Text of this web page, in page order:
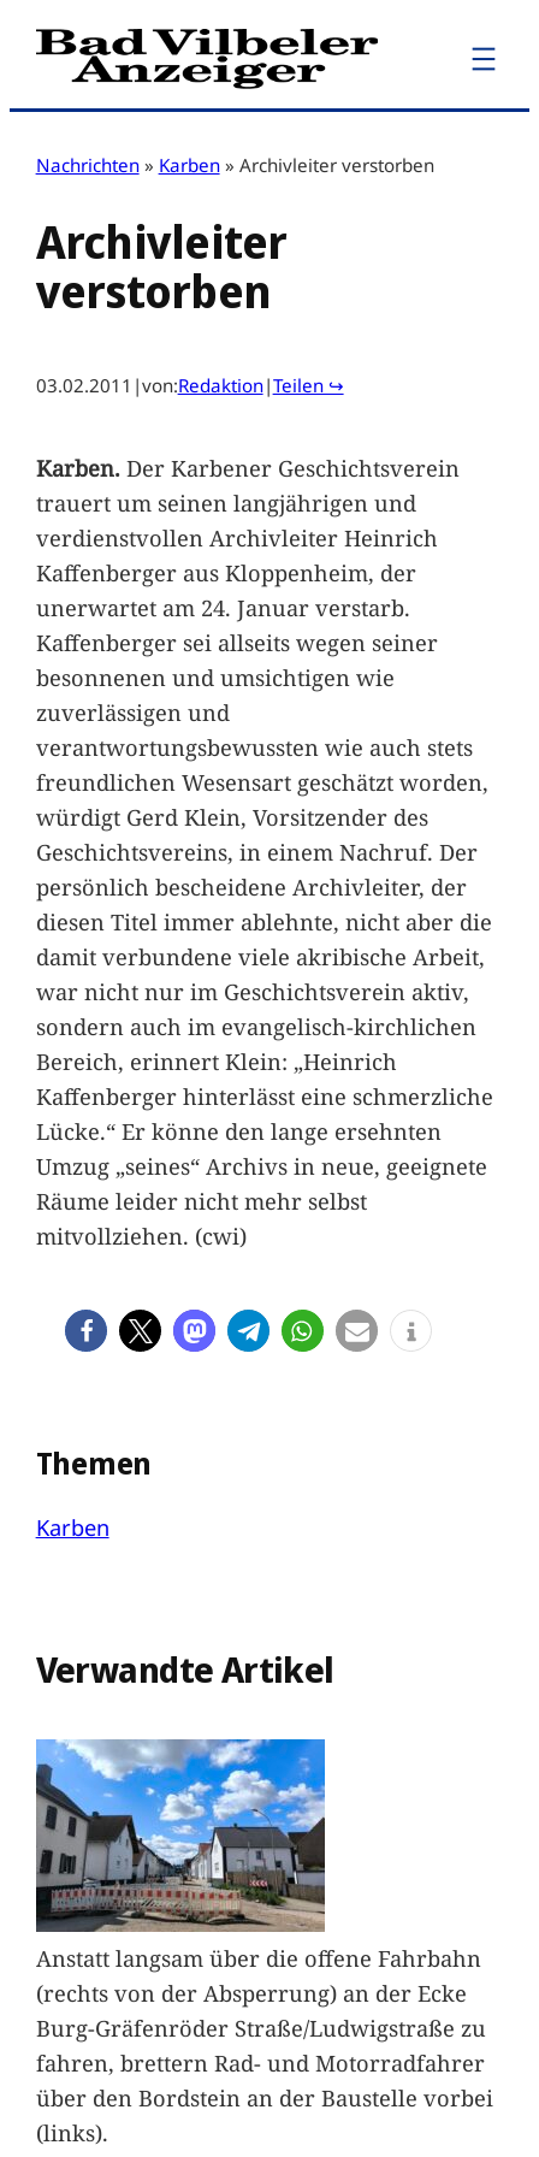
Zum
Inhalt
Nachrichten » Karben » Archivleiter verstorben
Archivleiter
verstorben
03.02.2011 |von:Redaktion|Teilen ↪
Karben.Der Karbener Geschichtsverein
trauert um seinen langjährigen und
verdienstvollen Archivleiter Heinrich
Kaffenberger aus Kloppenheim, der
unerwartet am 24. Januar verstarb.
Kaffenberger sei allseits wegen seiner
besonnenen und umsichtigen wie
zuverlässigen und
verantwortungsbewussten wie auch stets
freundlichen Wesensart geschätzt worden,
würdigt Gerd Klein, Vorsitzender des
Geschichtsvereins, in einem Nachruf. Der
persönlich bescheidene Archivleiter, der
diesen Titel immer ablehnte, nicht aber die
damit verbundene viele akribische Arbeit,
war nicht nur im Geschichtsverein aktiv,
sondern auch im evangelisch-kirchlichen
Bereich, erinnert Klein: „Heinrich
Kaffenberger hinterlässt eine schmerzliche
Lücke.“ Er könne den lange ersehnten
Umzug „seines“ Archivs in neue, geeignete
Räume leider nicht mehr selbst
mitvollziehen. (cwi)
Themen
Karben
Verwandte Artikel
Anstatt langsam über die offene Fahrbahn
(rechts von der Absperrung) an der Ecke
Burg-Gräfenröder Straße/Ludwigstraße zu
fahren, brettern Rad- und Motorradfahrer
über den Bordstein an der Baustelle vorbei
(links).